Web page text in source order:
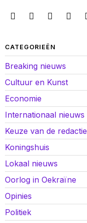
CATEGORIEËN
Breaking nieuws
Cultuur en Kunst
Economie
Internationaal nieuws
Keuze van de redactie
Koningshuis
Lokaal nieuws
Oorlog in Oekraïne
Opinies
Politiek